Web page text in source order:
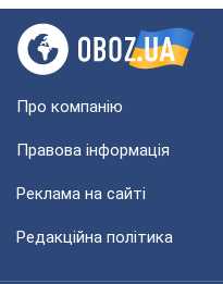
Про компанію
Правова інформація
Реклама на сайті
Редакційна політика